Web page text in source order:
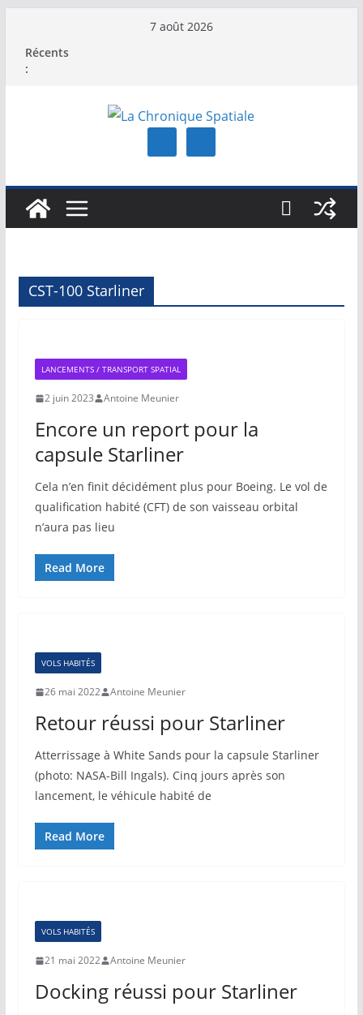
contenu
7 août 2026
Récents
:
CST-100 Starliner
LANCEMENTS / TRANSPORT SPATIAL
2 juin 2023 Antoine Meunier
Encore un report pour la
capsule Starliner
Cela n’en finit décidément plus pour Boeing. Le vol de
qualification habité (CFT) de son vaisseau orbital
n’aura pas lieu
Read More
VOLS HABITÉS
26 mai 2022 Antoine Meunier
Retour réussi pour Starliner
Atterrissage à White Sands pour la capsule Starliner
(photo: NASA-Bill Ingals). Cinq jours après son
lancement, le véhicule habité de
Read More
VOLS HABITÉS
21 mai 2022 Antoine Meunier
Docking réussi pour Starliner